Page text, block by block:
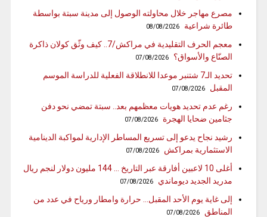
مصرع مهاجر خلال محاولته الوصول إلى مدينة سبتة بواسطة
طائرة شراعية
08/08/2026
معجم الحرف التقليدية في مراكش/7.. كيف وثّق كولان ذاكرة
الصنّاع والأسواق؟
07/08/2026
تحديد الـ7 شتنبر موعدا للانطلاقة الفعلية للدراسة الموسم
المقبل
07/08/2026
رغم عدم تحديد هويات معظمهم بعد.. سبتة تمضي نحو دفن
جثامين ضحايا الهجرة
07/08/2026
رشيد نجاح يدعو إلى تسريع المساطر الإدارية لمواكبة الدينامية
الاستثمارية بمراكش
07/08/2026
أغلى 10 لاعبين أفارقة عبر التاريخ … 144 مليون دولار لنجم ريال
مدريد الجديد ديوماندي
07/08/2026
إلى غاية يوم الأحد المقبل… حرارة وامطار ورياح في عدد من
المناطق
07/08/2026